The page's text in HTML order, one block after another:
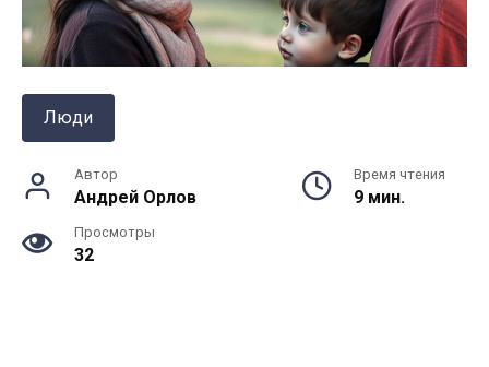
Люди
Автор
Андрей Орлов
Время чтения
9 мин.
Просмотры
32